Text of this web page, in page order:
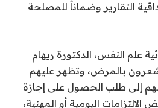
التقارير وضماناً للمصلحة
علم النفس، الدكتورة ريهام
بالمرض، وتظهر عليهم
إلى طلب الحصول على إجازة
اليومية أو المهنية،